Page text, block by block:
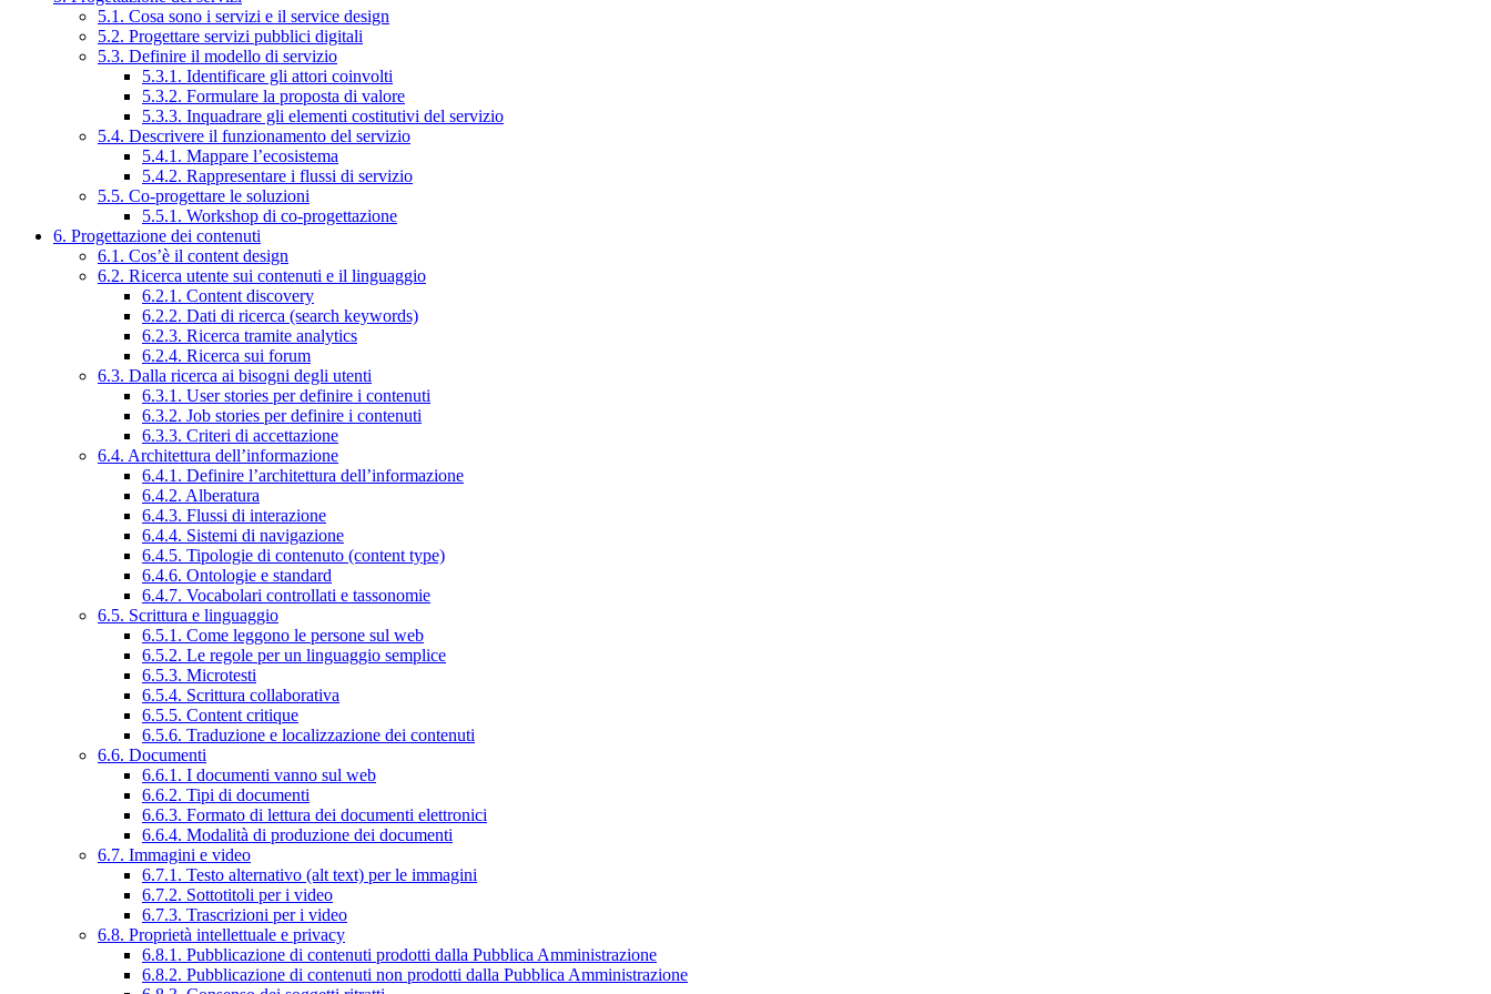
5.1. Cosa sono i servizi e il service design
5.2. Progettare servizi pubblici digitali
5.3. Definire il modello di servizio
5.3.1. Identificare gli attori coinvolti
5.3.2. Formulare la proposta di valore
5.3.3. Inquadrare gli elementi costitutivi del servizio
5.4. Descrivere il funzionamento del servizio
5.4.1. Mappare l’ecosistema
5.4.2. Rappresentare i flussi di servizio
5.5. Co-progettare le soluzioni
5.5.1. Workshop di co-progettazione
6. Progettazione dei contenuti
6.1. Cos’è il content design
6.2. Ricerca utente sui contenuti e il linguaggio
6.2.1. Content discovery
6.2.2. Dati di ricerca (search keywords)
6.2.3. Ricerca tramite analytics
6.2.4. Ricerca sui forum
6.3. Dalla ricerca ai bisogni degli utenti
6.3.1. User stories per definire i contenuti
6.3.2. Job stories per definire i contenuti
6.3.3. Criteri di accettazione
6.4. Architettura dell’informazione
6.4.1. Definire l’architettura dell’informazione
6.4.2. Alberatura
6.4.3. Flussi di interazione
6.4.4. Sistemi di navigazione
6.4.5. Tipologie di contenuto (content type)
6.4.6. Ontologie e standard
6.4.7. Vocabolari controllati e tassonomie
6.5. Scrittura e linguaggio
6.5.1. Come leggono le persone sul web
6.5.2. Le regole per un linguaggio semplice
6.5.3. Microtesti
6.5.4. Scrittura collaborativa
6.5.5. Content critique
6.5.6. Traduzione e localizzazione dei contenuti
6.6. Documenti
6.6.1. I documenti vanno sul web
6.6.2. Tipi di documenti
6.6.3. Formato di lettura dei documenti elettronici
6.6.4. Modalità di produzione dei documenti
6.7. Immagini e video
6.7.1. Testo alternativo (alt text) per le immagini
6.7.2. Sottotitoli per i video
6.7.3. Trascrizioni per i video
6.8. Proprietà intellettuale e privacy
6.8.1. Pubblicazione di contenuti prodotti dalla Pubblica Amministrazione
6.8.2. Pubblicazione di contenuti non prodotti dalla Pubblica Amministrazione